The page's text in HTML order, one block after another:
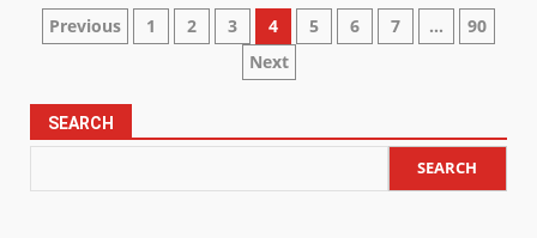
Previous 1 2 3 4 5 6 7 …
90
Next
SEARCH
SEARCH